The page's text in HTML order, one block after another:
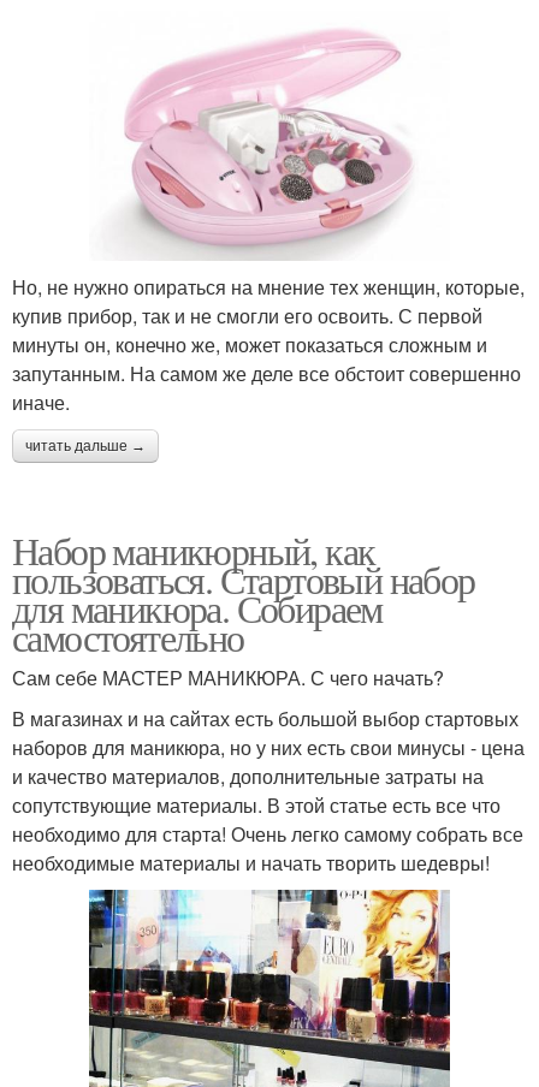
Но, не нужно опираться на мнение тех женщин, которые,
купив прибор, так и не смогли его освоить. С первой
минуты он, конечно же, может показаться сложным и
запутанным. На самом же деле все обстоит совершенно
иначе.
читать дальше →
Набор маникюрный, как
пользоваться. Стартовый набор
для маникюра. Собираем
самостоятельно
Сам себе МАСТЕР МАНИКЮРА. С чего начать?
В магазинах и на сайтах есть большой выбор стартовых
наборов для маникюра, но у них есть свои минусы - цена
и качество материалов, дополнительные затраты на
сопутствующие материалы. В этой статье есть все что
необходимо для старта! Очень легко самому собрать все
необходимые материалы и начать творить шедевры!